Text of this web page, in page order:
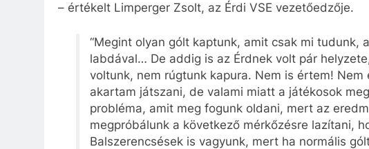
– értékelt Limperger Zsolt, az Érdi VSE vezetőedzője.
“Megint olyan gólt kaptunk, amit csak mi tudunk,
labdával… De addig is az Érdnek volt pár
voltunk, nem rúgtunk kapura. Nem is értem!
akartam játszani, de valami miatt a játékosok
probléma, amit meg fogunk oldani, mert az
megpróbálunk a következő mérkőzésre lazítani,
Balszerencsések is vagyunk, mert ha normális